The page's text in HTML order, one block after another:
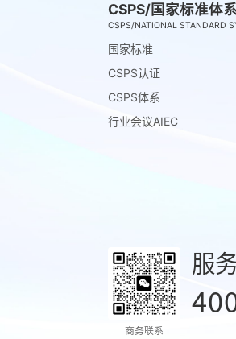
CSPS/国家标准体系
CSPS/NATIONAL STANDARD
国家标准
CSPS认证
CSPS体系
行业会议AIEC
商务联系
服